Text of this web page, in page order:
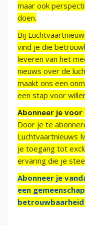
maar ook
doen.
Bij
vind je die
leveren van het
nieuws over de
maakt ons een
een stap voor
Abonneer je
Door je te
Luchtvaartnieuws
je toegang tot
ervaring die je
Abonneer je
een